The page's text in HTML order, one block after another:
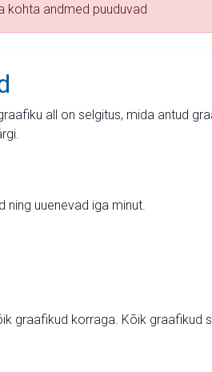
kohta andmed puuduvad
all on selgitus, mida antud
uuenevad iga minut.
graafikud korraga. Kõik graafikud